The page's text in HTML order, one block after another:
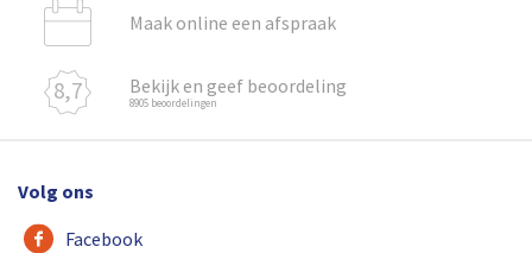
Maak online een afspraak
8,7 Bekijk en geef beoordeling
8905 beoordelingen
Volg ons
Facebook